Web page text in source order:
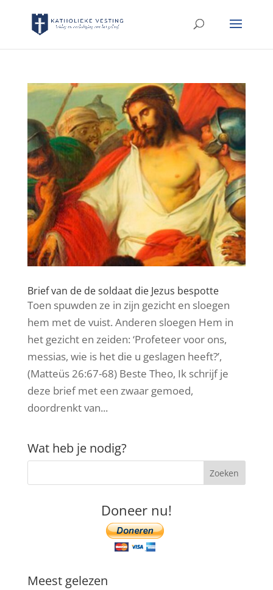
Brief van de de soldaat die Jezus bespotte
Toen spuwden ze in zijn gezicht en sloegen
hem met de vuist. Anderen sloegen Hem in
het gezicht en zeiden: ‘Profeteer voor ons,
messias, wie is het die u geslagen heeft?’,
(Matteüs 26:67-68) Beste Theo, Ik schrijf je
deze brief met een zwaar gemoed,
doordrenkt van...
Wat heb je nodig?
Doneer nu!
Meest gelezen